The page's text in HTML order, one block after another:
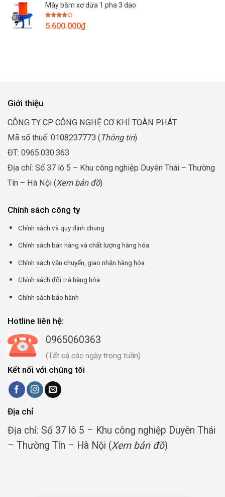
5
Máy băm xơ dừa 1 pha 3 dao
Được
xếp
5.600.000₫
Giới thiệu
CÔNG TY CP CÔNG NGHỆ CƠ KHÍ TOÀN PHÁT
Mã số thuế: 0108237773 (Thông tin)
ĐT: 0965.030.363
Địa chỉ: Số 37 lô 5 – Khu công nghiệp Duyên Thái – Thường
Tín – Hà Nội (Xem bản đồ)
Chính sách công ty
Chính sách và quy định chung
Chính sách bán hàng và chất lượng hàng hóa
Chính sách vận chuyển, giao nhận hàng hóa
Chính sách đổi trả hàng hóa
Chính sách bảo hành
Hotline liên hệ:
0965060363
(Tất cả các ngày trong tuần)
Kết nối với chúng tôi
Địa chỉ
Địa chỉ: Số 37 lô 5 – Khu công nghiệp Duyên Thái
– Thường Tín – Hà Nội (Xem bản đồ)